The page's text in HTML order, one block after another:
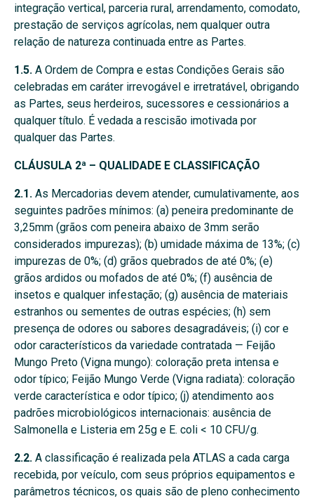
integração vertical, parceria rural, arrendamento, comodato,
prestação de serviços agrícolas, nem qualquer outra
relação de natureza continuada entre as Partes.
1.5. A Ordem de Compra e estas Condições Gerais são
celebradas em caráter irrevogável e irretratável, obrigando
as Partes, seus herdeiros, sucessores e cessionários a
qualquer título. É vedada a rescisão imotivada por
qualquer das Partes.
CLÁUSULA 2ª – QUALIDADE E CLASSIFICAÇÃO
2.1. As Mercadorias devem atender, cumulativamente, aos
seguintes padrões mínimos: (a) peneira predominante de
3,25mm (grãos com peneira abaixo de 3mm serão
considerados impurezas); (b) umidade máxima de 13%; (c)
impurezas de 0%; (d) grãos quebrados de até 0%; (e)
grãos ardidos ou mofados de até 0%; (f) ausência de
insetos e qualquer infestação; (g) ausência de materiais
estranhos ou sementes de outras espécies; (h) sem
presença de odores ou sabores desagradáveis; (i) cor e
odor característicos da variedade contratada — Feijão
Mungo Preto (Vigna mungo): coloração preta intensa e
odor típico; Feijão Mungo Verde (Vigna radiata): coloração
verde característica e odor típico; (j) atendimento aos
padrões microbiológicos internacionais: ausência de
Salmonella e Listeria em 25g e E. coli < 10 CFU/g.
2.2. A classificação é realizada pela ATLAS a cada carga
recebida, por veículo, com seus próprios equipamentos e
parâmetros técnicos, os quais são de pleno conhecimento